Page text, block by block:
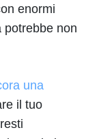
enormi
potrebbe non
una
il tuo